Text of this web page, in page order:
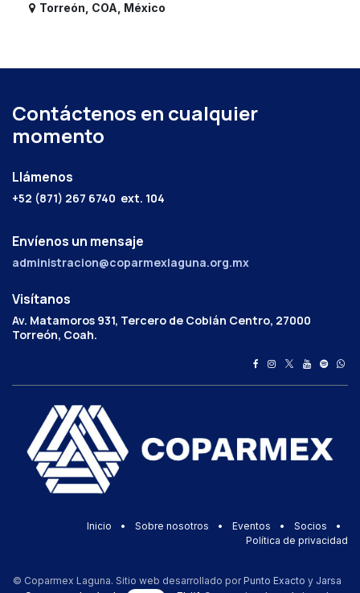
Torreón COA México
Contáctenos en cualquier
momento
Llámenos
+52 (871) 267 6740 ext. 104
Envíenos un mensaje
administracion@coparmexlaguna.org.mx
Visítanos
Av. Matamoros 931, Tercero de Cobián Centro, 27000
Torreón, Coah.
Inicio • Sobre nosotros • Eventos • Socios
•
Política de privacidad
© Coparmex Laguna. Sitio web desarrollado por Punto Exacto y Jarsa